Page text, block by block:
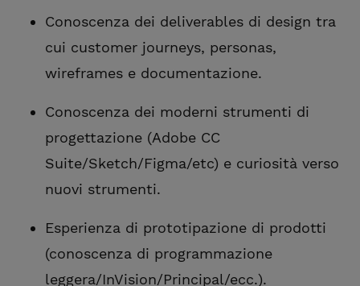
Conoscenza dei deliverables di design tra
cui customer journeys, personas,
wireframes e documentazione.
Conoscenza dei moderni strumenti di
progettazione (Adobe CC
Suite/Sketch/Figma/etc) e curiosità verso
nuovi strumenti.
Esperienza di prototipazione di prodotti
(conoscenza di programmazione
leggera/InVision/Principal/ecc.).